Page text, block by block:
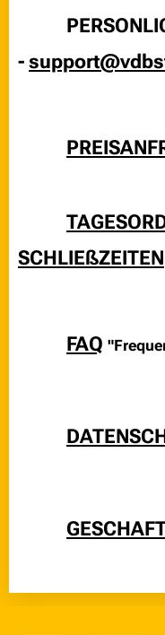
-
SCHLIEßZEITEN
FAQ